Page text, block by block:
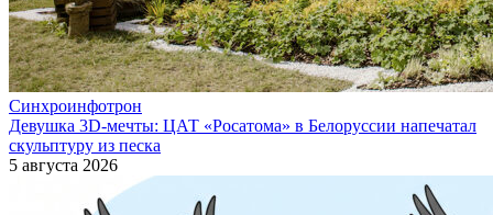
Синхроинфотрон
Девушка 3D-мечты: ЦАТ «Росатома» в Белоруссии напечатал
скульптуру из песка
5 августа 2026